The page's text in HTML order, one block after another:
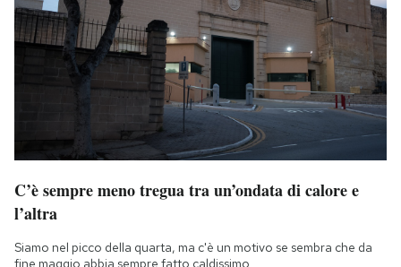
C’è sempre meno tregua tra un’ondata di calore e
l’altra
Siamo nel picco della quarta, ma c'è un motivo se sembra che da
fine maggio abbia sempre fatto caldissimo